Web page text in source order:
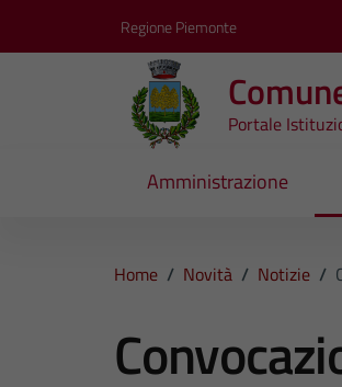
Regione Piemonte
Portale
Amministrazione
Home / Novità / Notizie /